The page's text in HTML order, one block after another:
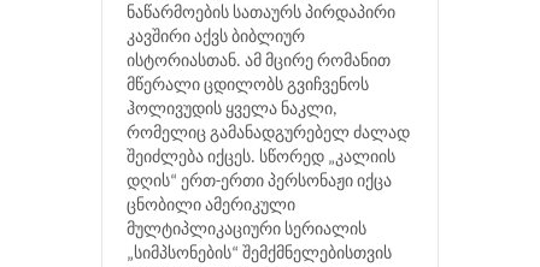
ნაწარმოების სათაურს პირდაპირი
კავშირი აქვს ბიბლიურ
ისტორიასთან. ამ მცირე რომანით
მწერალი ცდილობს გვიჩვენოს
ჰოლივუდის ყველა ნაკლი,
რომელიც გამანადგურებელ ძალად
შეიძლება იქცეს. სწორედ „კალიის
დღის“ ერთ-ერთი პერსონაჟი იქცა
ცნობილი ამერიკული
მულტიპლიკაციური სერიალის
„სიმპსონების“ შემქმნელებისთვის